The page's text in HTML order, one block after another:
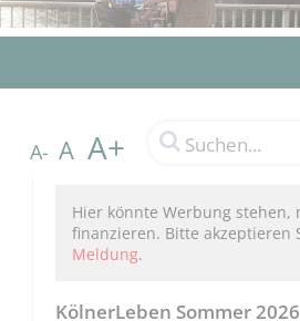
A- A A+
Hier könnte Werbung stehen,
finanzieren. Bitte akzeptieren
Meldung.
KölnerLeben Sommer 2026